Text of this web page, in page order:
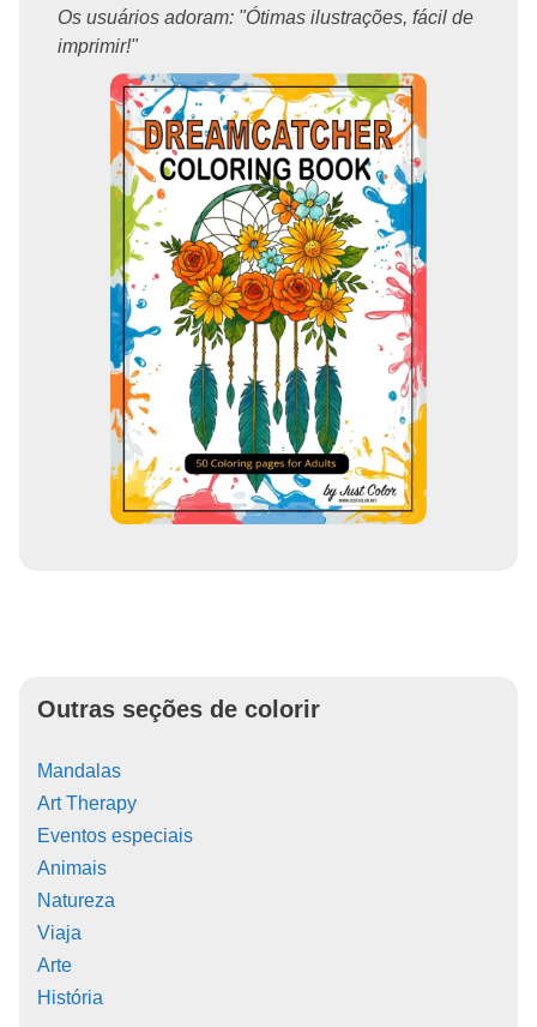
Os usuários adoram: "Ótimas ilustrações, fácil de
imprimir!"
Outras seções de colorir
Mandalas
Art Therapy
Eventos especiais
Animais
Natureza
Viaja
Arte
História